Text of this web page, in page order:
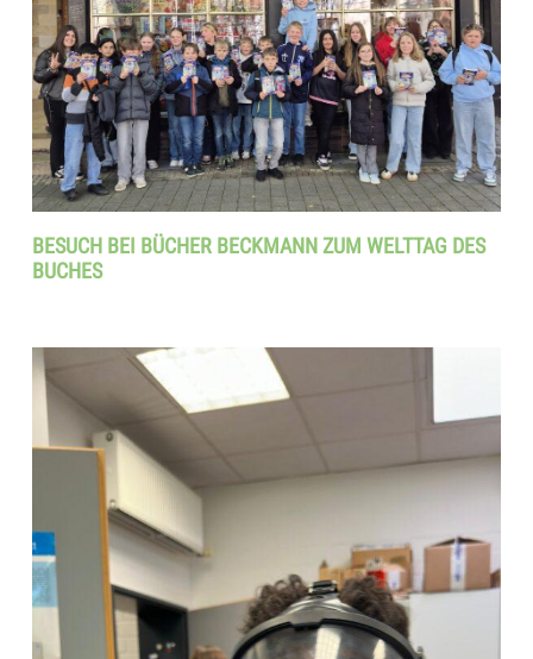
BESUCH BEI BÜCHER BECKMANN ZUM WELTTAG DES
BUCHES